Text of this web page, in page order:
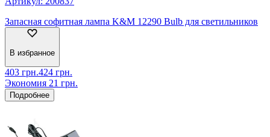
Запасная софитная лампа K&M 12290 Bulb для светильников
В избранное
403 грн.424 грн.
Экономия 21 грн.
Подробнее